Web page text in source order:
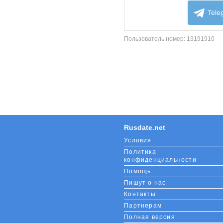
Пользователь номер: 13191910
Rusdate.net
Условия
Политика
конфиденциальности
Помощь
Пишут о нас
Контакты
Партнерам
Полная версия